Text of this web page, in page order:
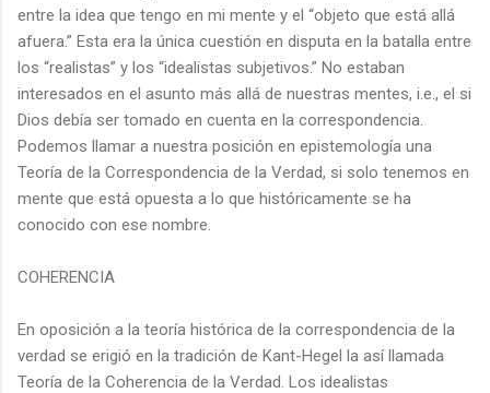
entre la idea que tengo en mi mente y el “objeto que está allá
afuera.” Esta era la única cuestión en disputa en la batalla entre
los “realistas” y los “idealistas subjetivos.” No estaban
interesados en el asunto más allá de nuestras mentes, i.e., el si
Dios debía ser tomado en cuenta en la correspondencia.
Podemos llamar a nuestra posición en epistemología una
Teoría de la Correspondencia de la Verdad, si solo tenemos en
mente que está opuesta a lo que históricamente se ha
conocido con ese nombre.
COHERENCIA
En oposición a la teoría histórica de la correspondencia de la
verdad se erigió en la tradición de Kant-Hegel la así llamada
Teoría de la Coherencia de la Verdad. Los idealistas